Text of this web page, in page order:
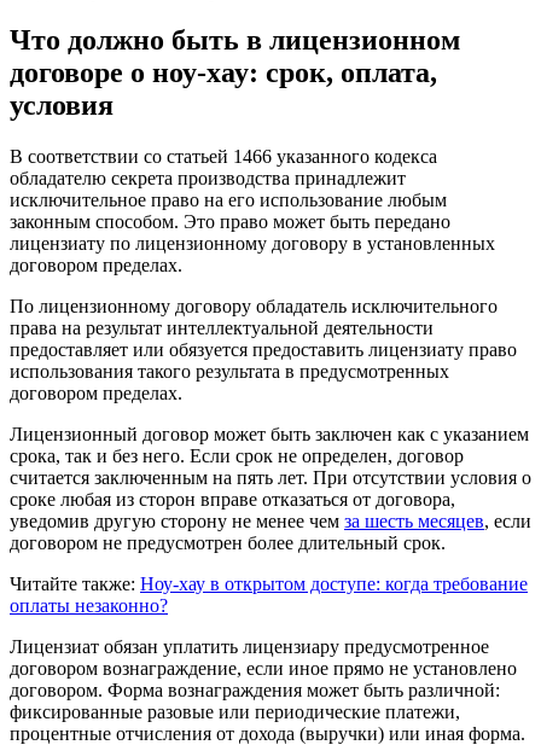
Что должно быть в лицензионном
договоре о ноу-хау: срок, оплата,
условия
В соответствии со статьей 1466 указанного кодекса
обладателю секрета производства принадлежит
исключительное право на его использование любым
законным способом. Это право может быть передано
лицензиату по лицензионному договору в установленных
договором пределах.
По лицензионному договору обладатель исключительного
права на результат интеллектуальной деятельности
предоставляет или обязуется предоставить лицензиату право
использования такого результата в предусмотренных
договором пределах.
Лицензионный договор может быть заключен как с указанием
срока, так и без него. Если срок не определен, договор
считается заключенным на пять лет. При отсутствии условия о
сроке любая из сторон вправе отказаться от договора,
уведомив другую сторону не менее чем за шесть месяцев, если
договором не предусмотрен более длительный срок.
Читайте также: Ноу-хау в открытом доступе: когда требование
оплаты незаконно?
Лицензиат обязан уплатить лицензиару предусмотренное
договором вознаграждение, если иное прямо не установлено
договором. Форма вознаграждения может быть различной:
фиксированные разовые или периодические платежи,
процентные отчисления от дохода (выручки) или иная форма.